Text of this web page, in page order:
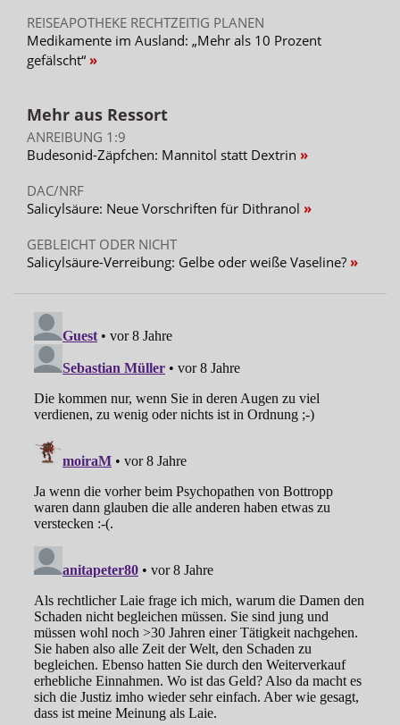
REISEAPOTHEKE RECHTZEITIG PLANEN
Medikamente im Ausland: „Mehr als 10 Prozent
gefälscht“
Mehr aus Ressort
ANREIBUNG 1:9
Budesonid-Zäpfchen: Mannitol statt Dextrin
DAC/NRF
Salicylsäure: Neue Vorschriften für Dithranol
GEBLEICHT ODER NICHT
Salicylsäure-Verreibung: Gelbe oder weiße Vaseline?